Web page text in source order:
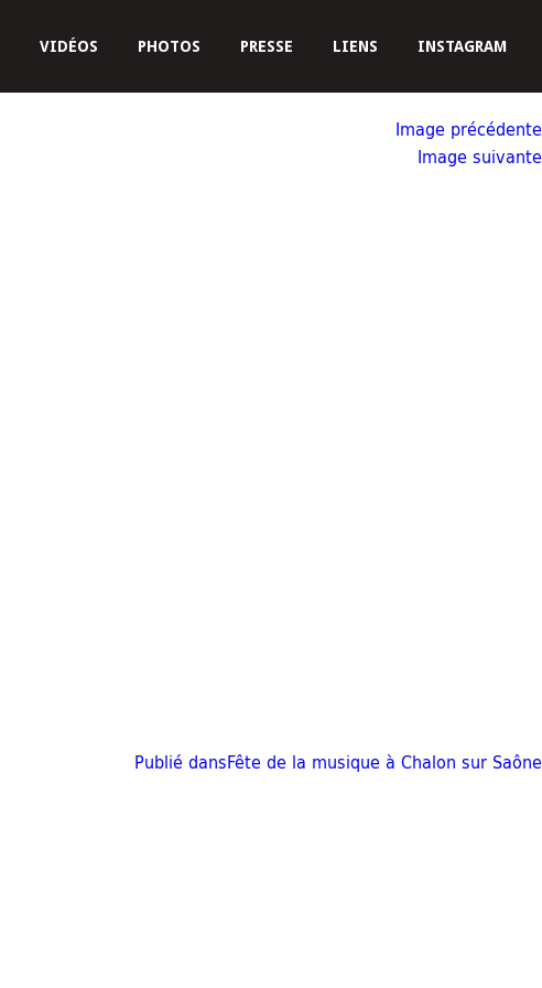
VIDÉOS PHOTOS PRESSE LIENS INSTAGRAM
Image précédente
Image suivante
Publié dansFête de la musique à Chalon sur Saône